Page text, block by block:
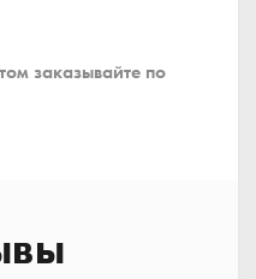
заказывайте по